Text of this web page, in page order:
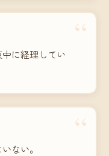
“
に経理してい
“
ない。